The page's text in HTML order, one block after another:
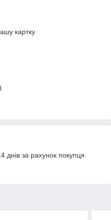
картку
днів за рахунок покупця